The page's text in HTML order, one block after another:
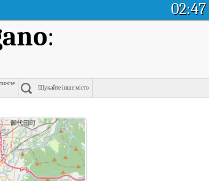
02:47
:
Шукайте інше місто